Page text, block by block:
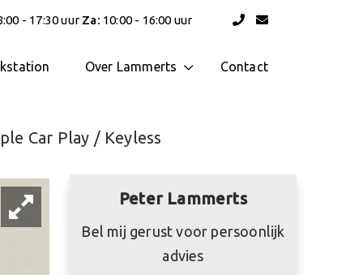
- 17:30 uur Za: 10:00 - 16:00 uur
Over Lammerts Contact
Car Play / Keyless
Peter Lammerts
Bel mij gerust voor persoonlijk
advies